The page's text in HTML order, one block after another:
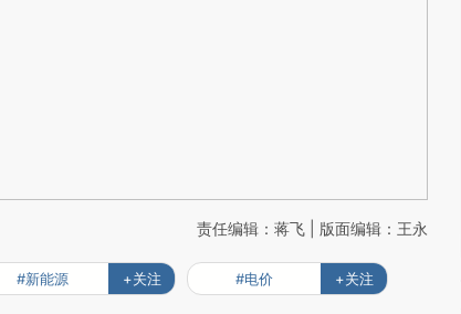
责任编辑：蒋飞 | 版面编辑：王永
#新能源 +关注 #电价 +关注